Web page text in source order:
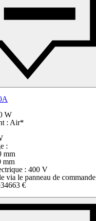
W
: Air*
:
mm
mm
: 400 V
via le panneau de commande
34663 €